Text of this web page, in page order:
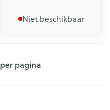
Niet beschikbaar
per pagina